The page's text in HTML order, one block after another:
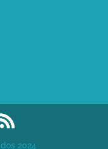
2024